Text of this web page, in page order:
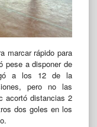
marcar rápido para
pese a disponer de
a los 12 de la
pero no las
acortó distancias 2
dos goles en los